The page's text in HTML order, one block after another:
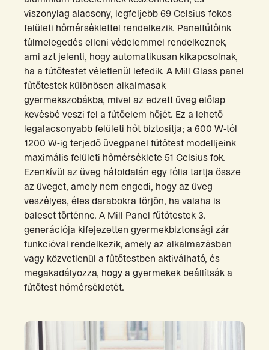
viszonylag alacsony, legfeljebb 69 Celsius-fokos
felületi hőmérséklettel rendelkezik. Panelfűtőink
túlmelegedés elleni védelemmel rendelkeznek,
ami azt jelenti, hogy automatikusan kikapcsolnak,
ha a fűtőtestet véletlenül lefedik. A Mill Glass panel
fűtőtestek különösen alkalmasak
gyermekszobákba, mivel az edzett üveg előlap
kevésbé veszi fel a fűtőelem hőjét. Ez a lehető
legalacsonyabb felületi hőt biztosítja; a 600 W-tól
1200 W-ig terjedő üvegpanel fűtőtest modelljeink
maximális felületi hőmérséklete 51 Celsius fok.
Ezenkívül az üveg hátoldalán egy fólia tartja össze
az üveget, amely nem engedi, hogy az üveg
veszélyes, éles darabokra törjön, ha valaha is
baleset történne. A Mill Panel fűtőtestek 3.
generációja kifejezetten gyermekbiztonsági zár
funkcióval rendelkezik, amely az alkalmazásban
vagy közvetlenül a fűtőtestben aktiválható, és
megakadályozza, hogy a gyermekek beállítsák a
fűtőtest hőmérsékletét.